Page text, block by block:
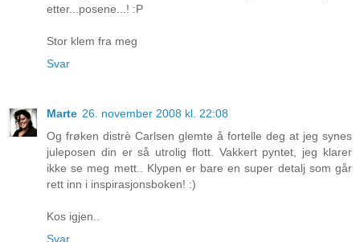
etter...posene...! :P
Stor klem fra meg
Svar
Marte 26. november 2008 kl. 22:08
Og frøken distrè Carlsen glemte å fortelle deg at jeg synes
juleposen din er så utrolig flott. Vakkert pyntet, jeg klarer
ikke se meg mett.. Klypen er bare en super detalj som går
rett inn i inspirasjonsboken! :)
Kos igjen..
Svar